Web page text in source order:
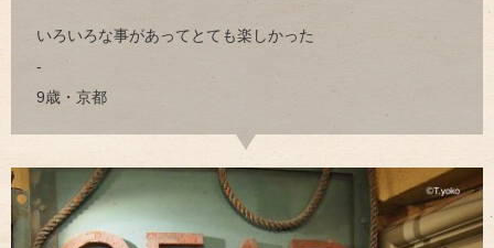
いろいろな事があってとても楽しかった
-
9歳・京都